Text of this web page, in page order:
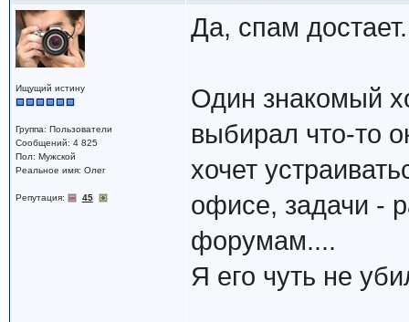
Ищущий истину
Группа: Пользователи
Сообщений: 4 825
Пол: Мужской
Реальное имя: Олег
Репутация: 45
Да, спам достает.
Один знакомый
выбирал что-то
хочет
офисе, задачи -
форумам....
Я его чуть не